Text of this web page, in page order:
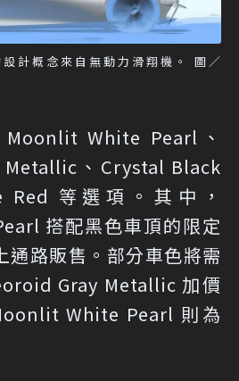
計概念來自無動力滑翔機。 圖／
White Pearl、
、Crystal Black
Red 等選項。其中，
搭配黑色車頂的限定
通路販售。部分車色將需
Gray Metallic 加價
White Pearl 則為